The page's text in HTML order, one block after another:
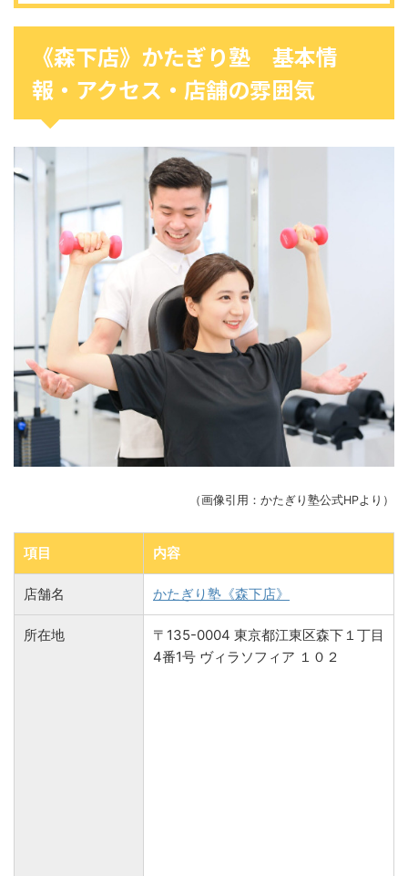
《森下店》かたぎり塾 基本情
報・アクセス・店舗の雰囲気
（画像引用：かたぎり塾公式HPより）
項目 内容
店舗名 かたぎり塾《森下店》
所在地
〒135-0004 東京都江東区森下１丁目
4番1号 ヴィラソフィア １０２